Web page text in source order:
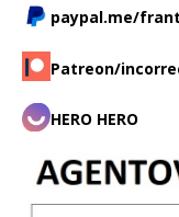
paypal.me/
Patreon/
HERO HERO